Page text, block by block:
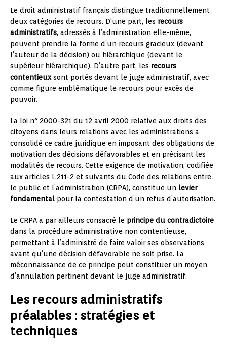
Le droit administratif français distingue traditionnellement
deux catégories de recours. D’une part, les recours
administratifs, adressés à l’administration elle-même,
peuvent prendre la forme d’un recours gracieux (devant
l’auteur de la décision) ou hiérarchique (devant le
supérieur hiérarchique). D’autre part, les recours
contentieuxsont portés devant le juge administratif, avec
comme figure emblématique le recours pour excès de
pouvoir.
La loi n° 2000-321 du 12 avril 2000 relative aux droits des
citoyens dans leurs relations avec les administrations a
consolidé ce cadre juridique en imposant des obligations de
motivation des décisions défavorables et en précisant les
modalités de recours. Cette exigence de motivation, codifiée
aux articles L.211-2 et suivants du Code des relations entre
le public et l’administration (CRPA), constitue un levier
fondamental pour la contestation d’un refus d’autorisation.
Le CRPA a par ailleurs consacré le principe du contradictoire
dans la procédure administrative non contentieuse,
permettant à l’administré de faire valoir ses observations
avant qu’une décision défavorable ne soit prise. La
méconnaissance de ce principe peut constituer un moyen
d’annulation pertinent devant le juge administratif.
Les recours administratifs
préalables : stratégies et
techniques